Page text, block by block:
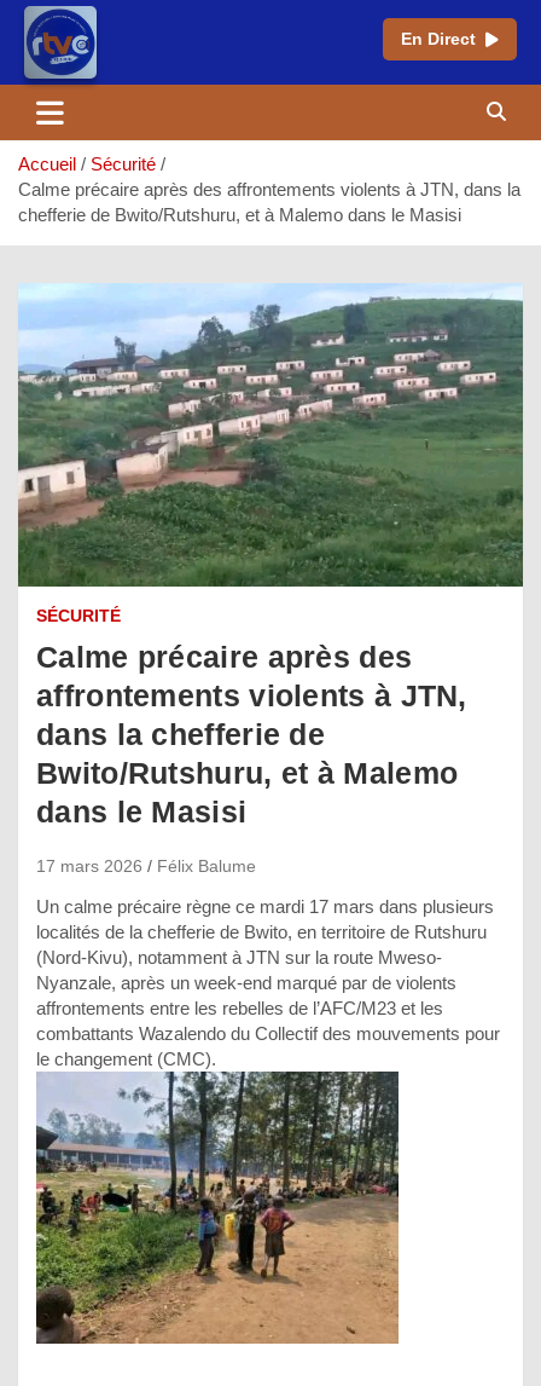
En Direct
contenu
Accueil
Sécurité
Calme précaire après des affrontements violents à JTN, dans la
chefferie de Bwito/Rutshuru, et à Malemo dans le Masisi
SÉCURITÉ
Calme précaire après des
affrontements violents à JTN,
dans la chefferie de
Bwito/Rutshuru, et à Malemo
dans le Masisi
17 mars 2026 Félix Balume
Un calme précaire règne ce mardi 17 mars dans plusieurs
localités de la chefferie de Bwito, en territoire de Rutshuru
(Nord-Kivu), notamment à JTN sur la route Mweso-
Nyanzale, après un week-end marqué par de violents
affrontements entre les rebelles de l’AFC/M23 et les
combattants Wazalendo du Collectif des mouvements pour
le changement (CMC).